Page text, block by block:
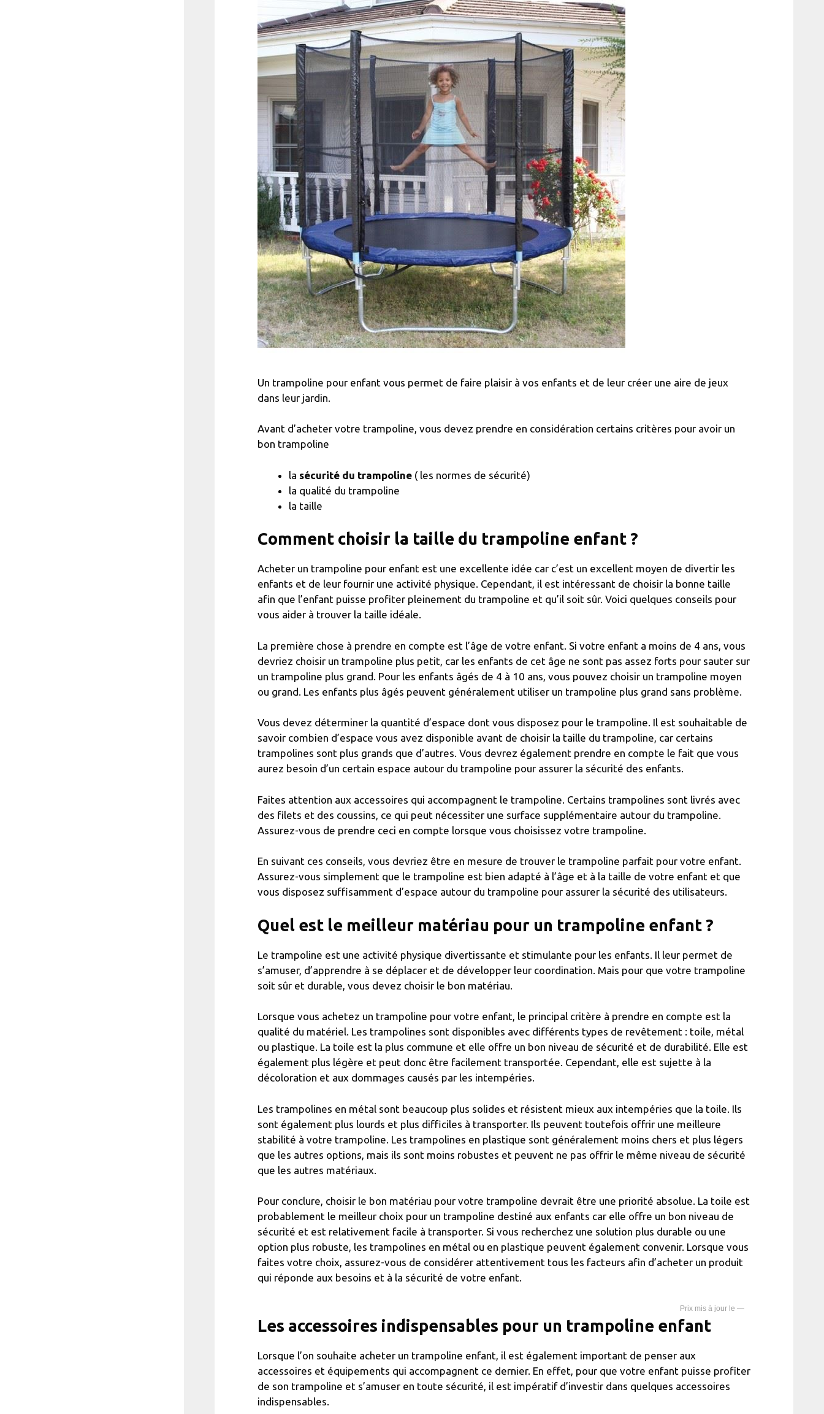
Un trampoline pour enfant vous permet de faire plaisir à vos enfants et de leur créer une aire de jeux
dans leur jardin.
Avant d’acheter votre trampoline, vous devez prendre en considération certains critères pour avoir un
bon trampoline
la sécurité du trampoline ( les normes de sécurité)
la qualité du trampoline
la taille
Comment choisir la taille du trampoline enfant ?
Acheter un trampoline pour enfant est une excellente idée car c’est un excellent moyen de divertir les
enfants et de leur fournir une activité physique. Cependant, il est intéressant de choisir la bonne taille
afin que l’enfant puisse profiter pleinement du trampoline et qu’il soit sûr. Voici quelques conseils pour
vous aider à trouver la taille idéale.
La première chose à prendre en compte est l’âge de votre enfant. Si votre enfant a moins de 4 ans, vous
devriez choisir un trampoline plus petit, car les enfants de cet âge ne sont pas assez forts pour sauter sur
un trampoline plus grand. Pour les enfants âgés de 4 à 10 ans, vous pouvez choisir un trampoline moyen
ou grand. Les enfants plus âgés peuvent généralement utiliser un trampoline plus grand sans problème.
Vous devez déterminer la quantité d’espace dont vous disposez pour le trampoline. Il est souhaitable de
savoir combien d’espace vous avez disponible avant de choisir la taille du trampoline, car certains
trampolines sont plus grands que d’autres. Vous devrez également prendre en compte le fait que vous
aurez besoin d’un certain espace autour du trampoline pour assurer la sécurité des enfants.
Faites attention aux accessoires qui accompagnent le trampoline. Certains trampolines sont livrés avec
des filets et des coussins, ce qui peut nécessiter une surface supplémentaire autour du trampoline.
Assurez-vous de prendre ceci en compte lorsque vous choisissez votre trampoline.
En suivant ces conseils, vous devriez être en mesure de trouver le trampoline parfait pour votre enfant.
Assurez-vous simplement que le trampoline est bien adapté à l’âge et à la taille de votre enfant et que
vous disposez suffisamment d’espace autour du trampoline pour assurer la sécurité des utilisateurs.
Quel est le meilleur matériau pour un trampoline enfant ?
Le trampoline est une activité physique divertissante et stimulante pour les enfants. Il leur permet de
s’amuser, d’apprendre à se déplacer et de développer leur coordination. Mais pour que votre trampoline
soit sûr et durable, vous devez choisir le bon matériau.
Lorsque vous achetez un trampoline pour votre enfant, le principal critère à prendre en compte est la
qualité du matériel. Les trampolines sont disponibles avec différents types de revêtement : toile, métal
ou plastique. La toile est la plus commune et elle offre un bon niveau de sécurité et de durabilité. Elle est
également plus légère et peut donc être facilement transportée. Cependant, elle est sujette à la
décoloration et aux dommages causés par les intempéries.
Les trampolines en métal sont beaucoup plus solides et résistent mieux aux intempéries que la toile. Ils
sont également plus lourds et plus difficiles à transporter. Ils peuvent toutefois offrir une meilleure
stabilité à votre trampoline. Les trampolines en plastique sont généralement moins chers et plus légers
que les autres options, mais ils sont moins robustes et peuvent ne pas offrir le même niveau de sécurité
que les autres matériaux.
Pour conclure, choisir le bon matériau pour votre trampoline devrait être une priorité absolue. La toile est
probablement le meilleur choix pour un trampoline destiné aux enfants car elle offre un bon niveau de
sécurité et est relativement facile à transporter. Si vous recherchez une solution plus durable ou une
option plus robuste, les trampolines en métal ou en plastique peuvent également convenir. Lorsque vous
faites votre choix, assurez-vous de considérer attentivement tous les facteurs afin d’acheter un produit
qui réponde aux besoins et à la sécurité de votre enfant.
—
Les accessoires indispensables pour un trampoline enfant
Lorsque l’on souhaite acheter un trampoline enfant, il est également important de penser aux
accessoires et équipements qui accompagnent ce dernier. En effet, pour que votre enfant puisse profiter
de son trampoline et s’amuser en toute sécurité, il est impératif d’investir dans quelques accessoires
indispensables.